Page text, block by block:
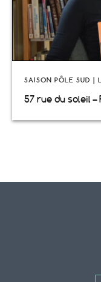
SAISON PÔLE SUD |
57 rue du soleil –